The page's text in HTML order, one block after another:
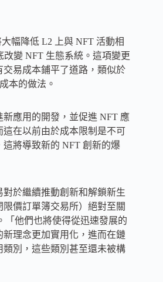
幅降低 L2 上與 NFT 活動相
改變 NFT 生態系統。這項變更
易成本鋪平了道路，類似於
本的做法。
應用的開發，並促進 NFT 應
在以前由於成本限制是不可
將導致新的 NFT 創新的爆
對於繼續推動創新和解鎖新生
價訂單簿交易所）絕對至關
「他們也將使得從迅速發展的
理念更加實用化，進而在鏈
類別，這些類別甚至還未被構